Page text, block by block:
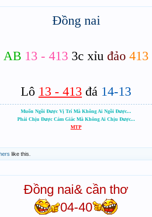
Đồng nai
AB 13 - 413 3c xỉu đảo 413
Lô 13 - 413 đá 14-13
Muốn Ngồi Được Vị Trí Mà Không Ai Ngồi Được...
Phải Chịu Được Cảm Giác Mà Không Ai Chịu Được...
MTP
like this.
Đồng nai& cần thơ
04-40